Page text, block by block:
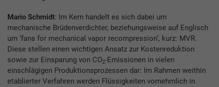
Mario Schmidt: Im Kern handelt es sich dabei um
mechanische Brüdenverdichter, beziehungsweise auf Englisch
um ‘fans for mechanical vapor recompression’, kurz: MVR.
Diese stellen einen wichtigen Ansatz zur Kostenreduktion
sowie zur Einsparung von CO2-Emissionen in vielen
einschlägigen Produktionsprozessen dar: Im Rahmen weithin
etablierter Verfahren werden Flüssigkeiten vornehmlich in